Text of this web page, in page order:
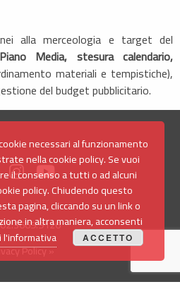
alla merceologia e target del
Media, stesura calendario,
materiali e tempistiche),
del budget pubblicitario.
Policy »
necessari al funzionamento
nella cookie policy. Se vuoi
il consenso a tutti o ad alcuni
policy. Chiudendo questo
pagina, cliccando su un link o
in altra maniera, acconsenti
l'informativa ACCETTO